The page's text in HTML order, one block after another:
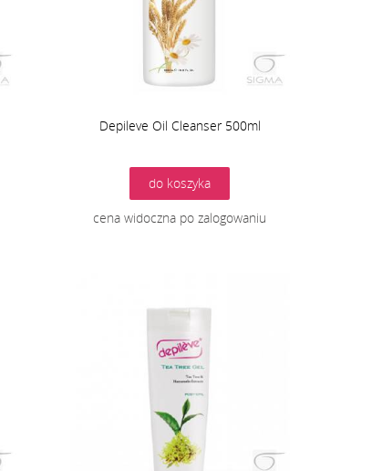
Depileve Oil Cleanser 500ml
do koszyka
cena widoczna po zalogowaniu